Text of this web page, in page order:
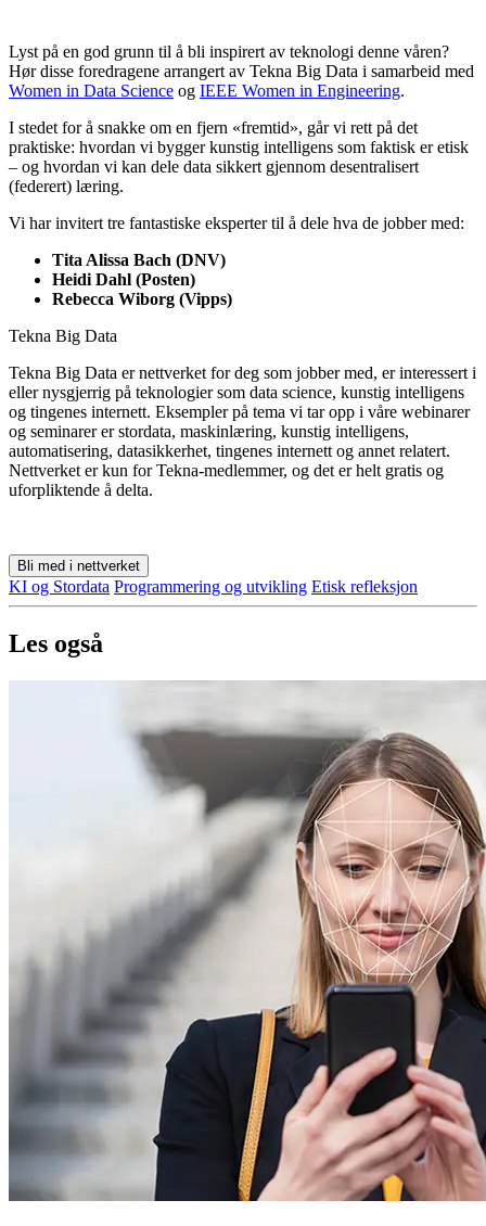
Lyst på en god grunn til å bli inspirert av teknologi denne våren?
Hør disse foredragene arrangert av Tekna Big Data i samarbeid med
Women in Data Science og IEEE Women in Engineering.
I stedet for å snakke om en fjern «fremtid», går vi rett på det
praktiske: hvordan vi bygger kunstig intelligens som faktisk er etisk
– og hvordan vi kan dele data sikkert gjennom desentralisert
(federert) læring.
Vi har invitert tre fantastiske eksperter til å dele hva de jobber med:
Tita Alissa Bach (DNV)
Heidi Dahl (Posten)
Rebecca Wiborg (Vipps)
Tekna Big Data
Tekna Big Data er nettverket for deg som jobber med, er interessert i
eller nysgjerrig på teknologier som data science, kunstig intelligens
og tingenes internett. Eksempler på tema vi tar opp i våre webinarer
og seminarer er stordata, maskinlæring, kunstig intelligens,
automatisering, datasikkerhet, tingenes internett og annet relatert.
Nettverket er kun for Tekna-medlemmer, og det er helt gratis og
uforpliktende å delta.
Bli med i nettverket
KI og Stordata Programmering og utvikling Etisk refleksjon
Les også